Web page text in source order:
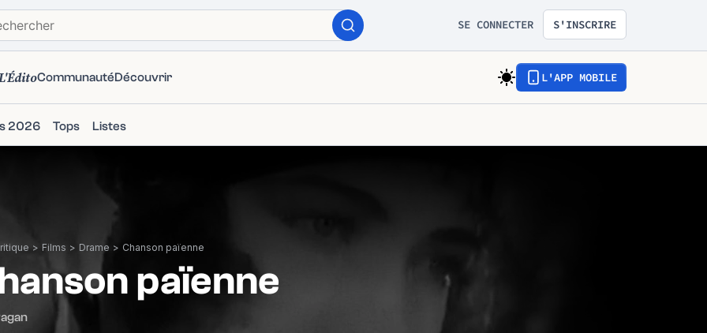
SE CONNECTER S'INSCRIRE
CommunautéDécouvrir L'APP MOBILE
2026 Tops Listes
> Films > Drame > Chanson païenne
païenne